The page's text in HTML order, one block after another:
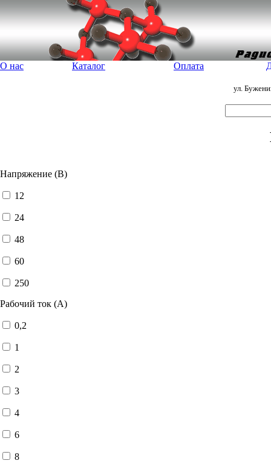
О нас Каталог Оплата
ул.
Напряжение (В)
12
24
48
60
250
Рабочий ток (А)
0,2
1
2
3
4
6
8